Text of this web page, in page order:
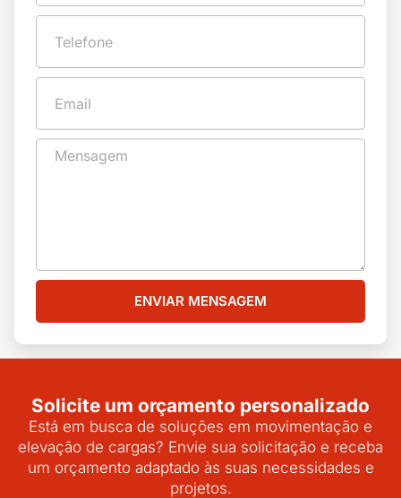
ENVIAR MENSAGEM
Solicite um orçamento personalizado
Está em busca de soluções em movimentação e
elevação de cargas? Envie sua solicitação e receba
um orçamento adaptado às suas necessidades e
projetos.